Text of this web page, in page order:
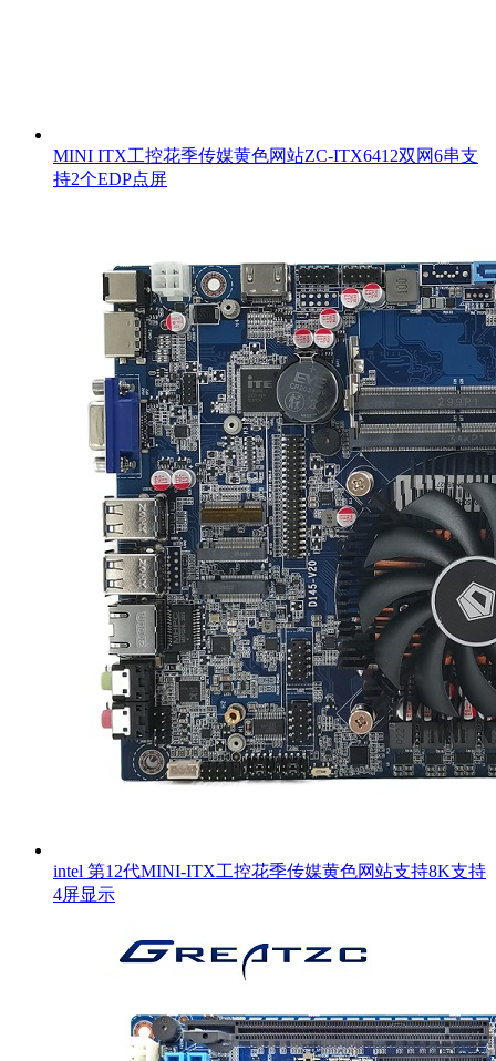
MINI ITX工控花季传媒黄色网站ZC-ITX6412双网6串支
持2个EDP点屏
intel 第12代MINI-ITX工控花季传媒黄色网站支持8K支持
4屏显示